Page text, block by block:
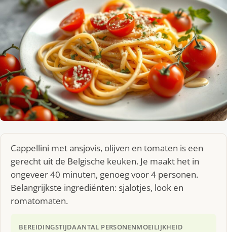
Cappellini met ansjovis, olijven en tomaten is een
gerecht uit de Belgische keuken. Je maakt het in
ongeveer 40 minuten, genoeg voor 4 personen.
Belangrijkste ingrediënten: sjalotjes, look en
romatomaten.
BEREIDINGSTIJDAANTAL PERSONENMOEILIJKHEID